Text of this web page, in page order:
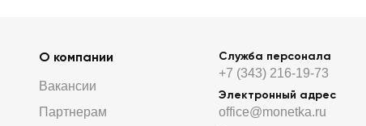
О компании
Вакансии
Партнерам
Служба персонала
+7 (343) 216-19-73
Электронный адрес
office@monetka.ru